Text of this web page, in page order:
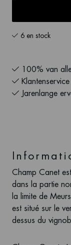
6 en stock
100% van
Jarenlange
Champ Canet
dans la partie
la limite de
est situé sur le
dessus du